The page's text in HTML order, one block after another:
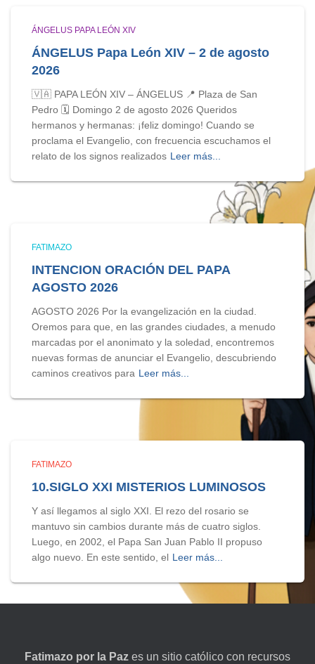
ÁNGELUS PAPA LEÓN XIV
ÁNGELUS Papa León XIV – 2 de agosto
2026
🇻🇦 PAPA LEÓN XIV – ÁNGELUS 📍 Plaza de San
Pedro 🗓️ Domingo 2 de agosto 2026 Queridos
hermanos y hermanas: ¡feliz domingo! Cuando se
proclama el Evangelio, con frecuencia escuchamos el
relato de los signos realizados Leer más...
FATIMAZO
INTENCION ORACIÓN DEL PAPA
AGOSTO 2026
AGOSTO 2026 Por la evangelización en la ciudad.
Oremos para que, en las grandes ciudades, a menudo
marcadas por el anonimato y la soledad, encontremos
nuevas formas de anunciar el Evangelio, descubriendo
caminos creativos para Leer más...
FATIMAZO
10.SIGLO XXI MISTERIOS LUMINOSOS
Y así llegamos al siglo XXI. El rezo del rosario se
mantuvo sin cambios durante más de cuatro siglos.
Luego, en 2002, el Papa San Juan Pablo II propuso
algo nuevo. En este sentido, el Leer más...
Fatimazo por la Paz es un sitio católico con recursos